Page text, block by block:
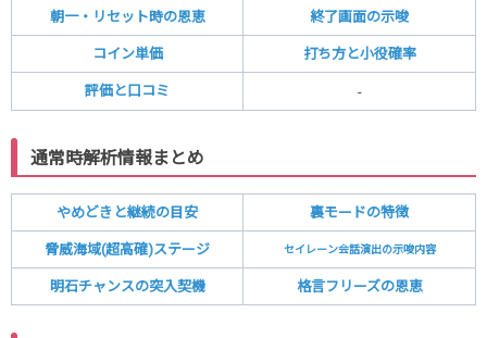
朝一・リセット時の恩恵 終了画面の示唆
コイン単価 打ち方と小役確率
評価と口コミ -
通常時解析情報まとめ
やめどきと継続の目安 裏モードの特徴
脅威海域(超高確)ステージ セイレーン会話演出の示唆内容
明石チャンスの突入契機 格言フリーズの恩恵